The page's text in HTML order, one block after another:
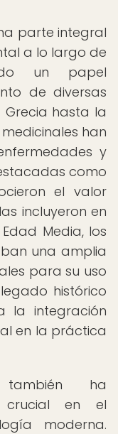
parte integral
a lo largo de
un papel
de diversas
Grecia hasta la
han
y
como
el valor
incluyeron en
Media, los
una amplia
para su uso
histórico
la integración
en la práctica
ha
crucial en el
moderna.